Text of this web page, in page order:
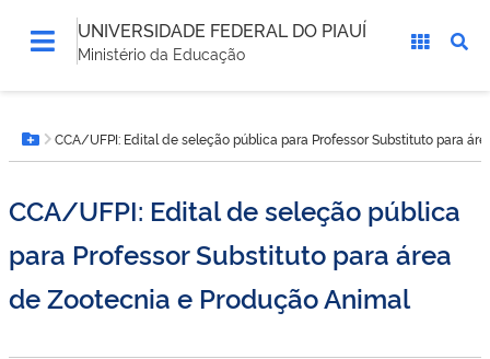
UNIVERSIDADE FEDERAL DO PIAUÍ
Ministério da Educação
está
aqui:Botão Menu
CCA/UFPI: Edital de seleção pública para Professor Substituto para
CCA/UFPI: Edital de seleção pública
para Professor Substituto para área
de Zootecnia e Produção Animal